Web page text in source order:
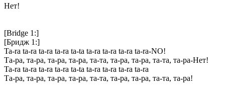
Нет!
[Bridge 1:]
[Бридж 1:]
Ta-ra ta-ra ta-ra ta-ra ta-ta ta-ra ta-ra ta-ra ta-ra-NO!
Та-ра, та-ра, та-ра, та-ра, та-та, та-ра, та-ра, та-та, та-ра-Нет!
Ta-ra ta-ra ta-ra ta-ra ta-ta ta-ra ta-ra ta-ra ta-ra
Та-ра, та-ра, та-ра, та-ра, та-та, та-ра, та-ра, та-та, та-ра!